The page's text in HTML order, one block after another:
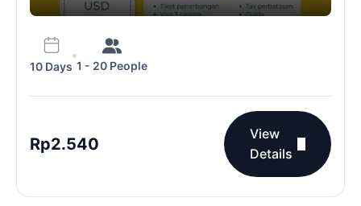
10 Days 1 - 20 People
Rp2.540
View
Details